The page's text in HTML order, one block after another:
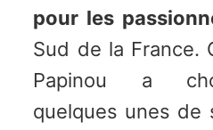
pour les
Sud de la France.
Papinou a
quelques unes